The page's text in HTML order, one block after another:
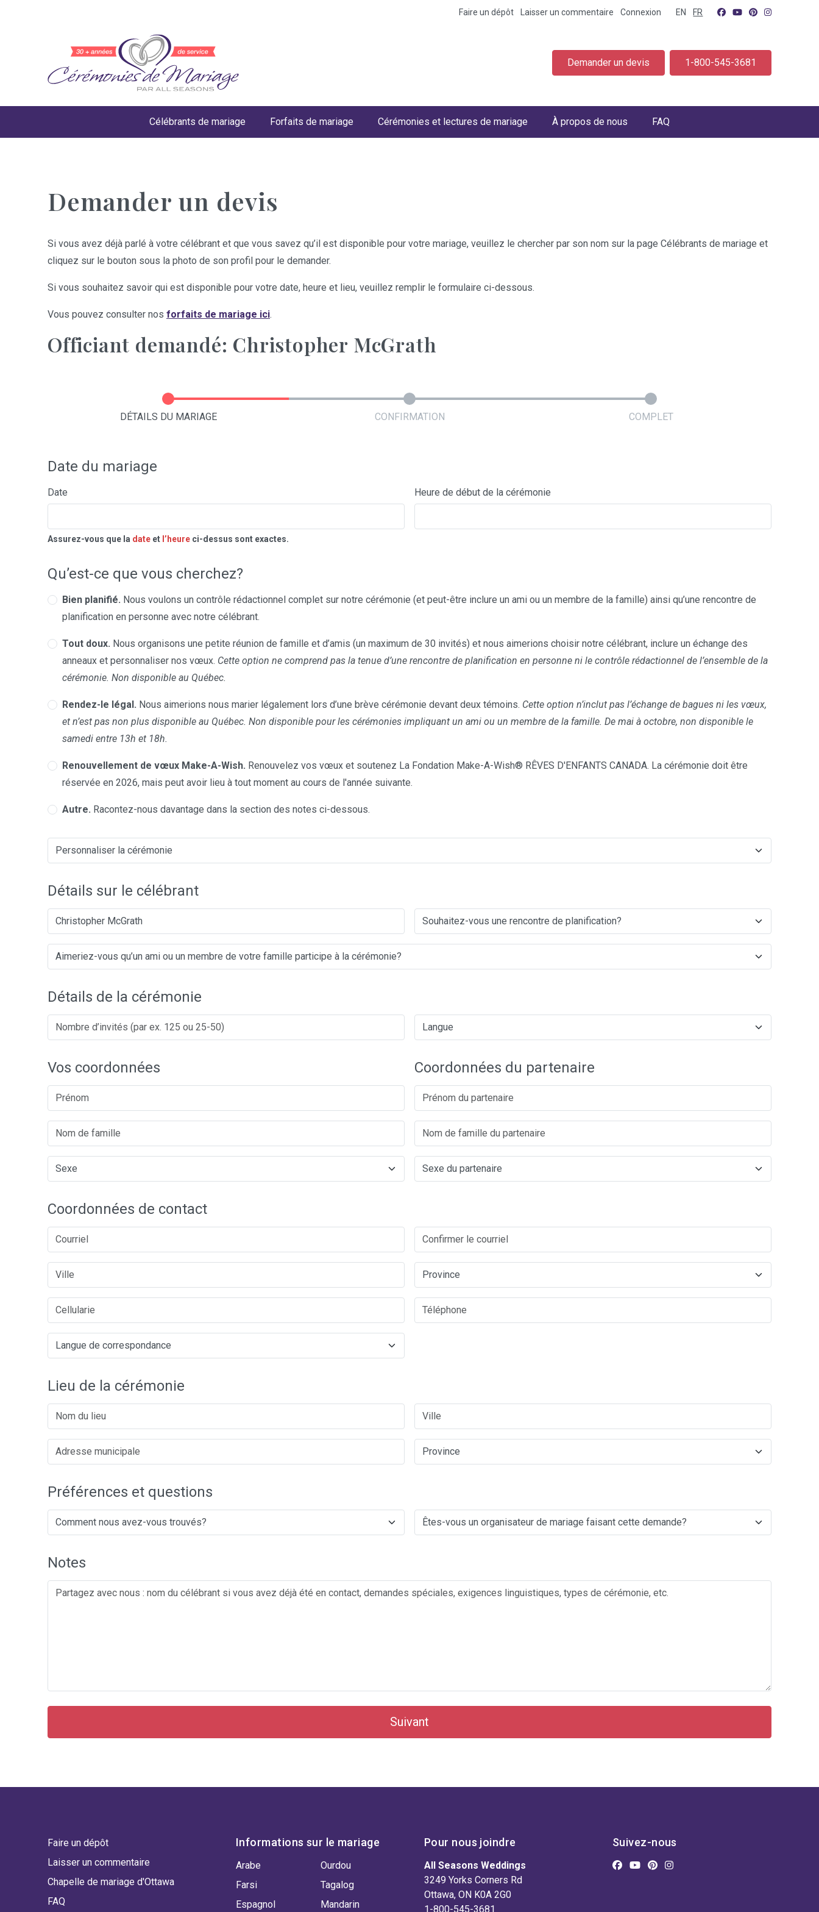
Faire un dépôt Laisser un commentaire Connexion EN FR
Demander un devis 1-800-545-3681
Célébrants de mariage Forfaits de mariage Cérémonies et lectures de mariage À propos de nous FAQ
Demander un devis
Si vous avez déjà parlé à votre célébrant et que vous savez qu’il est disponible pour votre mariage, veuillez le chercher par son nom sur la page Célébrants de mariage et
cliquez sur le bouton sous la photo de son profil pour le demander.
Si vous souhaitez savoir qui est disponible pour votre date, heure et lieu, veuillez remplir le formulaire ci-dessous.
Vous pouvez consulter nos forfaits de mariage ici.
Officiant demandé: Christopher McGrath
DÉTAILS DU MARIAGE CONFIRMATION COMPLET
Date du mariage
Date Heure de début de la cérémonie
Assurez-vous que la date et l’heure ci-dessus sont exactes.
Qu’est-ce que vous cherchez?
Bien planifié. Nous voulons un contrôle rédactionnel complet sur notre cérémonie (et peut-être inclure un ami ou un membre de la famille) ainsi qu’une rencontre de
planification en personne avec notre célébrant.
Tout doux. Nous organisons une petite réunion de famille et d’amis (un maximum de 30 invités) et nous aimerions choisir notre célébrant, inclure un échange des
anneaux et personnaliser nos vœux. Cette option ne comprend pas la tenue d’une rencontre de planification en personne ni le contrôle rédactionnel de l’ensemble de la
cérémonie. Non disponible au Québec.
Rendez-le légal. Nous aimerions nous marier légalement lors d’une brève cérémonie devant deux témoins. Cette option n’inclut pas l’échange de bagues ni les vœux,
et n’est pas non plus disponible au Québec. Non disponible pour les cérémonies impliquant un ami ou un membre de la famille. De mai à octobre, non disponible le
samedi entre 13h et 18h.
Renouvellement de vœux Make-A-Wish. Renouvelez vos vœux et soutenez La Fondation Make-A-Wish® RÊVES D'ENFANTS CANADA. La cérémonie doit être
réservée en 2026, mais peut avoir lieu à tout moment au cours de l'année suivante.
Autre. Racontez-nous davantage dans la section des notes ci-dessous.
Détails sur le célébrant
Christopher McGrath
Détails de la cérémonie
Vos coordonnées Coordonnées du partenaire
Coordonnées de contact
Lieu de la cérémonie
Préférences et questions
Notes
Suivant
Faire un dépôt
Laisser un commentaire
Chapelle de mariage d'Ottawa
FAQ
Informations sur le mariage
Arabe
Farsi
Espagnol
Ourdou
Tagalog
Mandarin
Pour nous joindre
All Seasons Weddings
3249 Yorks Corners Rd
Ottawa, ON K0A 2G0
1-800-545-3681
Suivez-nous